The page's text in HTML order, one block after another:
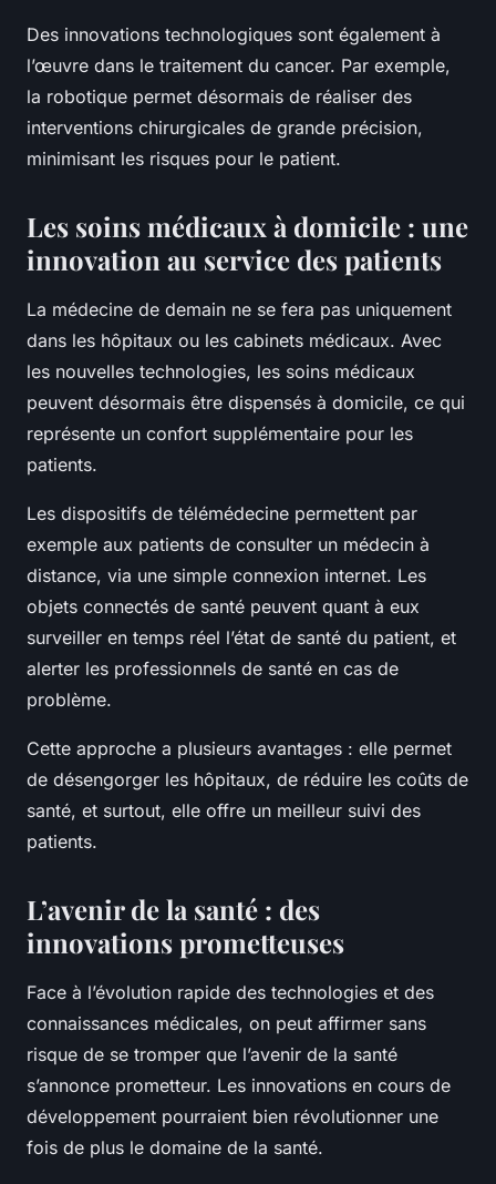
Des innovations technologiques sont également à
l’œuvre dans le traitement du cancer. Par exemple,
la robotique permet désormais de réaliser des
interventions chirurgicales de grande précision,
minimisant les risques pour le patient.
Les soins médicaux à domicile : une
innovation au service des patients
La médecine de demain ne se fera pas uniquement
dans les hôpitaux ou les cabinets médicaux. Avec
les nouvelles technologies, les soins médicaux
peuvent désormais être dispensés à domicile, ce qui
représente un confort supplémentaire pour les
patients.
Les dispositifs de télémédecine permettent par
exemple aux patients de consulter un médecin à
distance, via une simple connexion internet. Les
objets connectés de santé peuvent quant à eux
surveiller en temps réel l’état de santé du patient, et
alerter les professionnels de santé en cas de
problème.
Cette approche a plusieurs avantages : elle permet
de désengorger les hôpitaux, de réduire les coûts de
santé, et surtout, elle offre un meilleur suivi des
patients.
L’avenir de la santé : des
innovations prometteuses
Face à l’évolution rapide des technologies et des
connaissances médicales, on peut affirmer sans
risque de se tromper que l’avenir de la santé
s’annonce prometteur. Les innovations en cours de
développement pourraient bien révolutionner une
fois de plus le domaine de la santé.